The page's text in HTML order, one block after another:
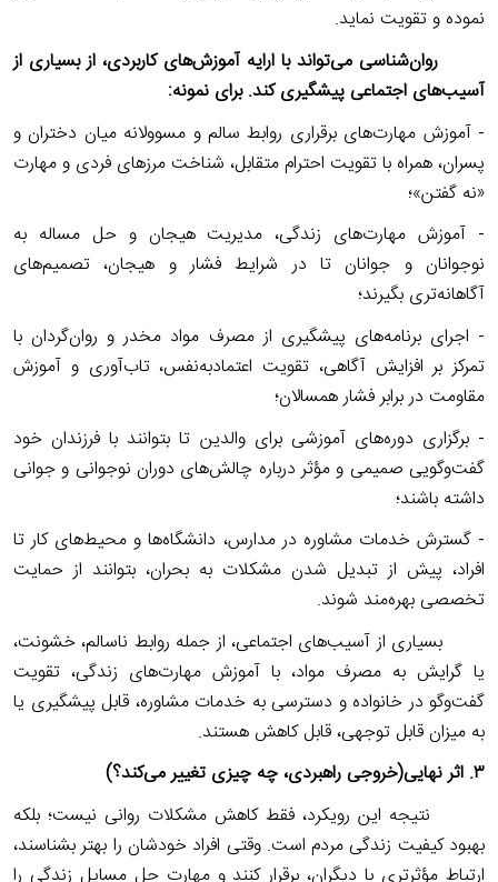
نموده و تقویت نماید.
روان‌شناسی می‌تواند با ارایه آموزش‌های کاربردی، از بسیاری از
آسیب‌های اجتماعی پیشگیری کند. برای نمونه:
- آموزش مهارت‌های برقراری روابط سالم و مسوولانه میان دختران و
پسران، همراه با تقویت احترام متقابل، شناخت مرزهای فردی و مهارت
«نه گفتن»؛
- آموزش مهارت‌های زندگی، مدیریت هیجان و حل مساله به
نوجوانان و جوانان تا در شرایط فشار و هیجان، تصمیم‌های
آگاهانه‌تری بگیرند؛
- اجرای برنامه‌های پیشگیری از مصرف مواد مخدر و روان‌گردان با
تمرکز بر افزایش آگاهی، تقویت اعتمادبه‌نفس، تاب‌آوری و آموزش
مقاومت در برابر فشار همسالان؛
- برگزاری دوره‌های آموزشی برای والدین تا بتوانند با فرزندان خود
گفت‌وگویی صمیمی و مؤثر درباره چالش‌های دوران نوجوانی و جوانی
داشته باشند؛
- گسترش خدمات مشاوره در مدارس، دانشگاه‌ها و محیط‌های کار تا
افراد، پیش از تبدیل شدن مشکلات به بحران، بتوانند از حمایت
تخصصی بهره‌مند شوند.
بسیاری از آسیب‌های اجتماعی، از جمله روابط ناسالم، خشونت،
یا گرایش به مصرف مواد، با آموزش مهارت‌های زندگی، تقویت
گفت‌وگو در خانواده و دسترسی به خدمات مشاوره، قابل پیشگیری یا
به میزان قابل توجهی، قابل کاهش هستند.
۳. اثر نهایی(خروجی راهبردی، چه چیزی تغییر می‌کند؟)
نتیجه این رویکرد، فقط کاهش مشکلات روانی نیست؛ بلکه
بهبود کیفیت زندگی مردم است. وقتی افراد خودشان را بهتر بشناسند،